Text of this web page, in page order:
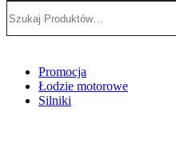
Promocja
Łodzie motorowe
Silniki